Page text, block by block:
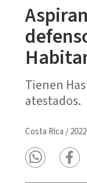
Tienen
atestados.
Costa Rica /